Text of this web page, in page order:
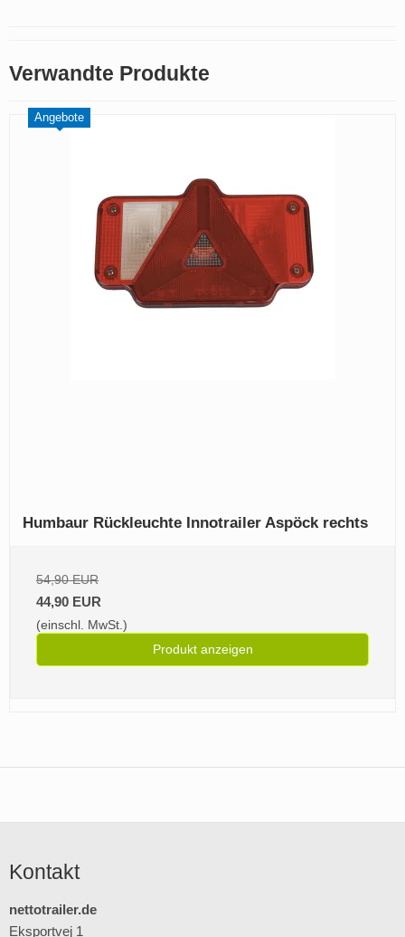
Verwandte Produkte
Angebote
Humbaur Rückleuchte Innotrailer Aspöck rechts
54,90 EUR
44,90 EUR
(einschl. MwSt.)
Produkt anzeigen
Kontakt
nettotrailer.de
Eksportvej 1